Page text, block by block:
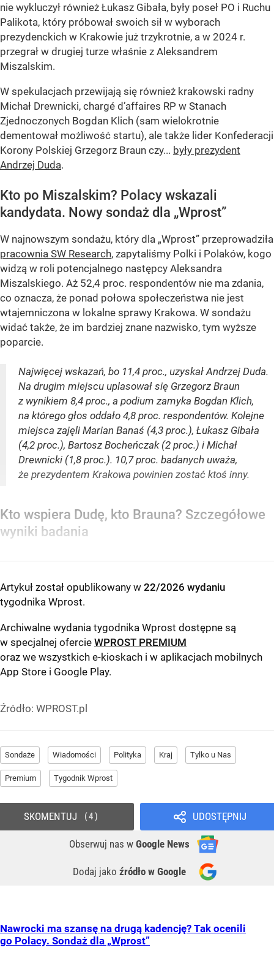
nie wykluczył również Łukasz Gibała, były poseł PO i Ruchu
Palikota, który próbował swoich sił w wyborach
prezydenckich w Krakowie już trzykrotnie, a w 2024 r.
przegrał w drugiej turze właśnie z Aleksandrem
Miszalskim.
W spekulacjach przewijają się również krakowski radny
Michał Drewnicki, chargé d’affaires RP w Stanach
Zjednoczonych Bogdan Klich (sam wielokrotnie
dementował możliwość startu), ale także lider Konfederacji
Korony Polskiej Grzegorz Braun czy... były prezydent
Andrzej Duda.
Kto po Miszalskim? Polacy wskazali
kandydata. Nowy sondaż dla „Wprost”
W najnowszym sondażu, który dla „Wprost” przeprowadziła
pracownia SW Research, zapytaliśmy Polki i Polaków, kogo
widzą w roli potencjalnego następcy Aleksandra
Miszalskiego. Aż 52,4 proc. respondentów nie ma zdania,
co oznacza, że ponad połowa społeczeństwa nie jest
wtajemniczona w lokalne sprawy Krakowa. W sondażu
widać także, że im bardziej znane nazwisko, tym wyższe
poparcie.
Najwięcej wskazań, bo 11,4 proc., uzyskał Andrzej Duda.
Na drugim miejscu uplasował się Grzegorz Braun
z wynikiem 8,4 proc., a podium zamyka Bogdan Klich,
na którego głos oddało 4,8 proc. respondentów. Kolejne
miejsca zajęli Marian Banaś (4,3 proc.), Łukasz Gibała
(4,2 proc.), Bartosz Bocheńczak (2 proc.) i Michał
Drewnicki (1,8 proc.). 10,7 proc. badanych uważa,
że prezydentem Krakowa powinien zostać ktoś inny.
Kto wspiera Dudę, kto Brauna? Szczegółowe
wyniki badania
Artykuł został opublikowany w 22/2026 wydaniu
tygodnika Wprost.
Archiwalne wydania tygodnika Wprost dostępne są
w specjalnej ofercie WPROST PREMIUM
oraz we wszystkich e-kioskach i w aplikacjach mobilnych
App Store i Google Play.
Źródło: WPROST.pl
Sondaże Wiadomości Polityka Kraj Tylko u Nas
Premium Tygodnik Wprost
UDOSTĘPNIJ
Obserwuj nas w Google News
Dodaj jako źródło w Google
SKOMENTUJ 4
Nawrocki ma szansę na drugą kadencję? Tak ocenili
go Polacy. Sondaż dla „Wprost”